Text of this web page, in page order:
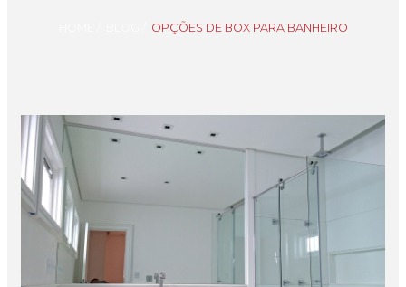
OPÇÕES DE BOX PARA BANHEIRO